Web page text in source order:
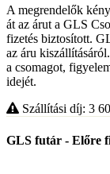
A megrendelők
át az árut a GLS
fizetés biztosított.
az áru
a csomagot,
idejét.
Szállítási díj: 3
GLS futár - Előre